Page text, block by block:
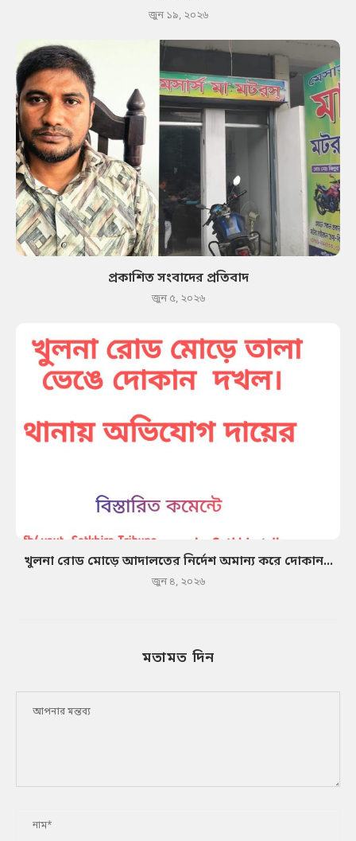
জুন ১৯, ২০২৬
প্রকাশিত সংবাদের প্রতিবাদ
জুন ৫, ২০২৬
খুলনা রোড মোড়ে আদালতের নির্দেশ অমান্য করে দোকান...
জুন ৪, ২০২৬
মতামত দিন